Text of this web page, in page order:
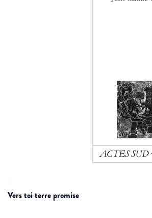
vers toi terre promise